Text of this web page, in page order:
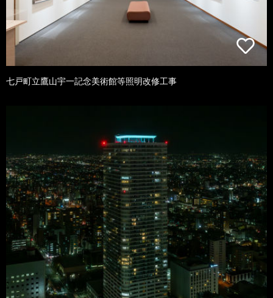
七戸町立鷹山宇一記念美術館等照明改修工事